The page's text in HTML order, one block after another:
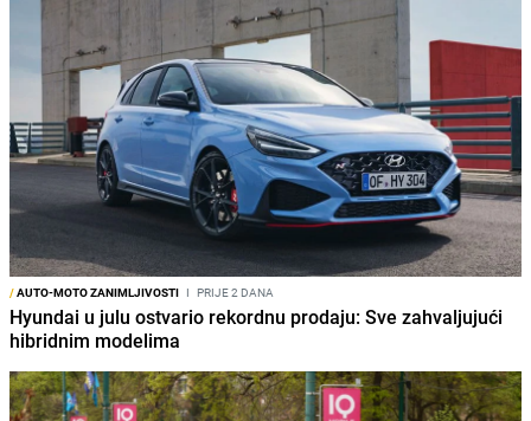
/AUTO-MOTO ZANIMLJIVOSTI I PRIJE 2 DANA
Hyundai u julu ostvario rekordnu prodaju: Sve zahvaljujući
hibridnim modelima